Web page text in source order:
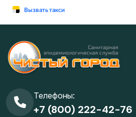
Телефоны:
+7 (800) 222-42-76